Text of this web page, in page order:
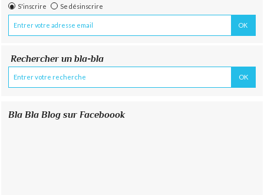
S'inscrire Se désinscrire
Rechercher un bla-bla
Bla Bla Blog sur Faceboook